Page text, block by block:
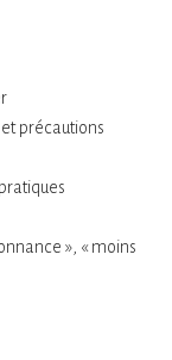
précautions
», « moins